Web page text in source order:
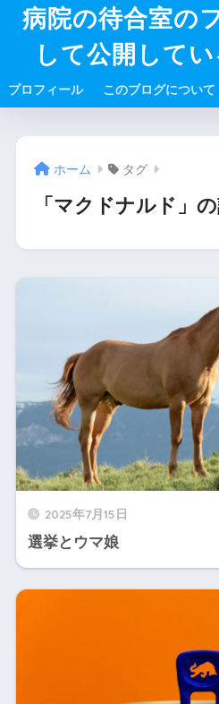
病院の待合室の
して公開して
プロフィール このブログについて
ホーム タグ
「マクドナルド」
2025年7月15日
選挙とウマ娘